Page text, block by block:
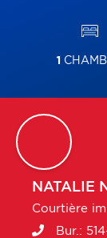
1
NATALIE
Courtière
Bur.: